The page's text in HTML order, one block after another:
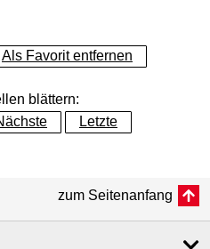
Als Favorit entfernen
blättern:
Letzte
zum Seitenanfang